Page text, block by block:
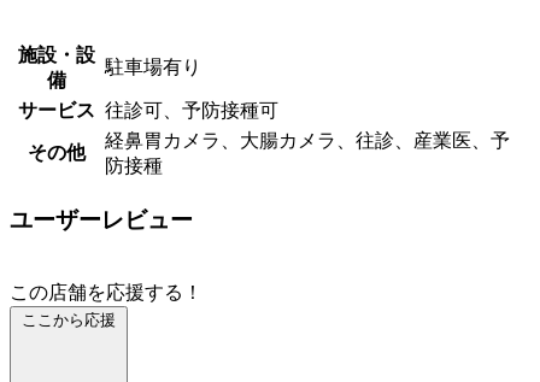
施設・設
備
駐車場有り
サービス 往診可、予防接種可
その他
経鼻胃カメラ、大腸カメラ、往診、産業医、予
防接種
ユーザーレビュー
この店舗を応援する！
ここから応援